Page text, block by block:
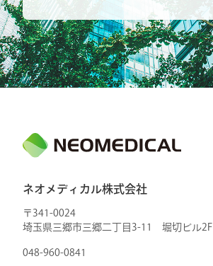
ネオメディカル株式会社
〒341-0024
埼玉県三郷市三郷二丁目3-11 堀切ビル2F
048-960-0841